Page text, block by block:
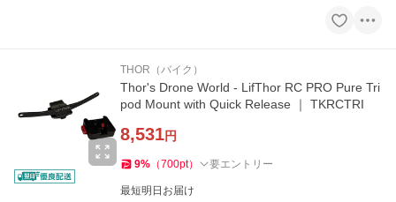
THOR（バイク）
Thor's Drone World - LifThor RC PRO Pure Tri
pod Mount with Quick Release ｜ TKRCTRI
8,531円
9% （700pt） 要エントリー
最短明日お届け